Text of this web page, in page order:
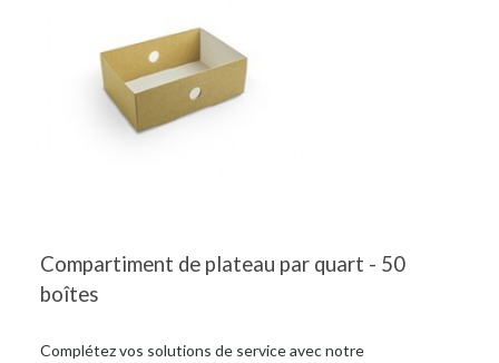
Compartiment de plateau par quart - 50
boîtes
Complétez vos solutions de service avec notre